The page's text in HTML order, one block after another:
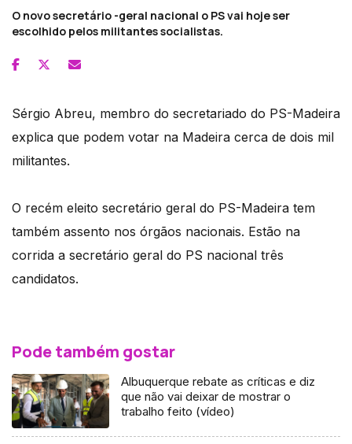
O novo secretário -geral nacional o PS vai hoje ser
escolhido pelos militantes socialistas.
Sérgio Abreu, membro do secretariado do PS-Madeira
explica que podem votar na Madeira cerca de dois mil
militantes.
O recém eleito secretário geral do PS-Madeira tem
também assento nos órgãos nacionais. Estão na
corrida a secretário geral do PS nacional três
candidatos.
Pode também gostar
Albuquerque rebate as críticas e diz
que não vai deixar de mostrar o
trabalho feito (vídeo)